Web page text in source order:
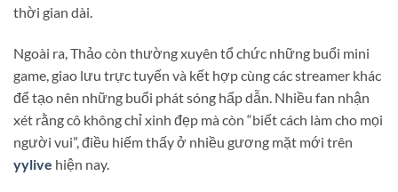
thời gian dài.
Ngoài ra, Thảo còn thường xuyên tổ chức những buổi mini
game, giao lưu trực tuyến và kết hợp cùng các streamer khác
để tạo nên những buổi phát sóng hấp dẫn. Nhiều fan nhận
xét rằng cô không chỉ xinh đẹp mà còn “biết cách làm cho mọi
người vui”, điều hiếm thấy ở nhiều gương mặt mới trên
yylive hiện nay.